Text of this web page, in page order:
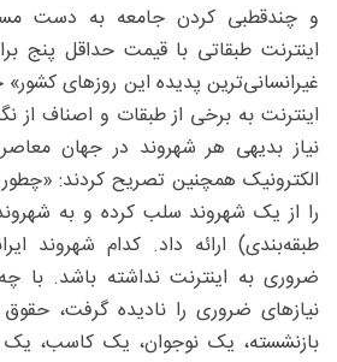
و چندقطبی کردن جامعه به دست
اینترنت طبقاتی با قیمت حداقل پنج
غیرانسانی‌ترین پدیده این روزهای کشور»
اینترنت به برخی از طبقات و اصناف از
نیاز بدیهی هر شهروند در جهان
الکترونیک همچنین تصریح کردند:
را از یک شهروند سلب کرده و به
طبقه‌بندی) ارائه داد. کدام شهروند
ضروری به اینترنت نداشته باشد. با
نیازهای ضروری را نادیده گرفت،
بازنشسته، یک نوجوان، یک کاسب، یک